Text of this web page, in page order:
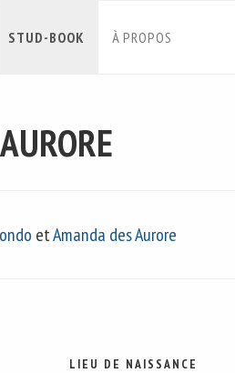
STUD-BOOK À PROPOS
etAmanda des Aurore
LIEU DE NAISSANCE